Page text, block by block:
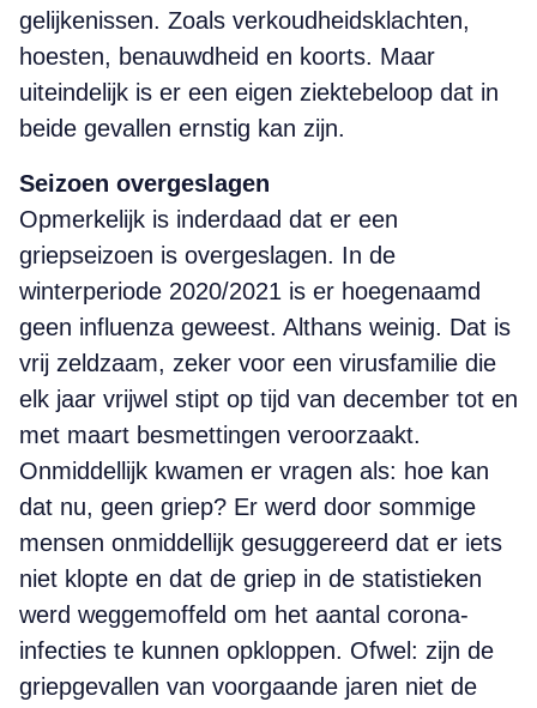
gelijkenissen. Zoals verkoudheidsklachten,
hoesten, benauwdheid en koorts. Maar
uiteindelijk is er een eigen ziektebeloop dat in
beide gevallen ernstig kan zijn.
Seizoen overgeslagen
Opmerkelijk is inderdaad dat er een
griepseizoen is overgeslagen. In de
winterperiode 2020/2021 is er hoegenaamd
geen influenza geweest. Althans weinig. Dat is
vrij zeldzaam, zeker voor een virusfamilie die
elk jaar vrijwel stipt op tijd van december tot en
met maart besmettingen veroorzaakt.
Onmiddellijk kwamen er vragen als: hoe kan
dat nu, geen griep? Er werd door sommige
mensen onmiddellijk gesuggereerd dat er iets
niet klopte en dat de griep in de statistieken
werd weggemoffeld om het aantal corona-
infecties te kunnen opkloppen. Ofwel: zijn de
griepgevallen van voorgaande jaren niet de